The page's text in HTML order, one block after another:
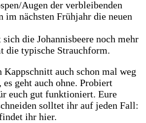
Augen der verbleibenden
im nächsten Frühjahr die neuen
die Johannisbeere noch mehr
die typische Strauchform.
Kappschnitt auch schon mal weg
es geht auch ohne. Probiert
euch gut funktioniert. Eure
solltet ihr auf jeden Fall:
ihr hier.